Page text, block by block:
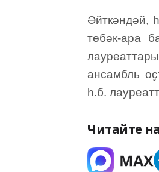
Әйткәндәй,
төбәк-ара
ансамбль
һ.б.
Читайте